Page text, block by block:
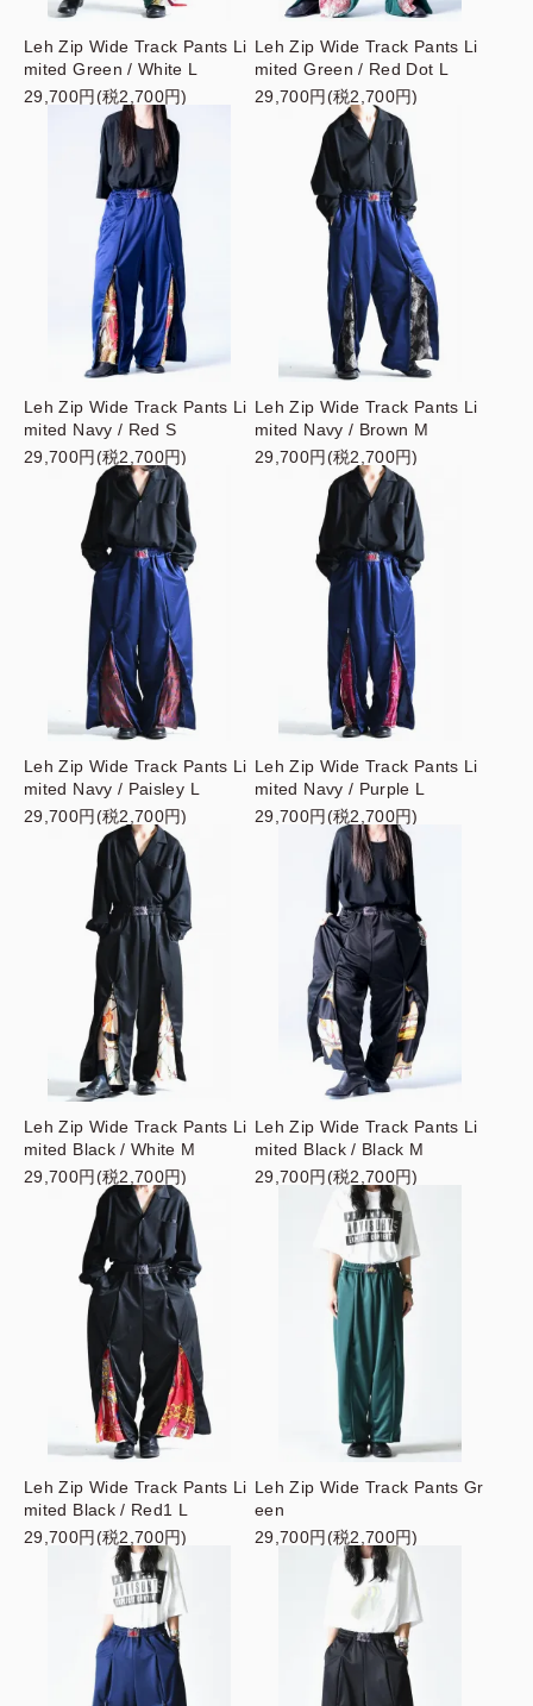
Leh Zip Wide Track Pants Li
mited Green / White L
29,700円(税2,700円)
Leh Zip Wide Track Pants Li
mited Green / Red Dot L
29,700円(税2,700円)
Leh Zip Wide Track Pants Li
mited Navy / Red S
29,700円(税2,700円)
Leh Zip Wide Track Pants Li
mited Navy / Brown M
29,700円(税2,700円)
Leh Zip Wide Track Pants Li
mited Navy / Paisley L
29,700円(税2,700円)
Leh Zip Wide Track Pants Li
mited Navy / Purple L
29,700円(税2,700円)
Leh Zip Wide Track Pants Li
mited Black / White M
29,700円(税2,700円)
Leh Zip Wide Track Pants Li
mited Black / Black M
29,700円(税2,700円)
Leh Zip Wide Track Pants Li
mited Black / Red1 L
29,700円(税2,700円)
Leh Zip Wide Track Pants Gr
een
29,700円(税2,700円)